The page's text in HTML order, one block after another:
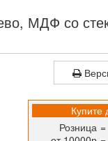
МДФ со
Купите
Розница =